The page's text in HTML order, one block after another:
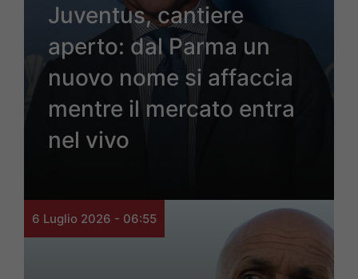
Juventus, cantiere
aperto: dal Parma un
nuovo nome si affaccia
mentre il mercato entra
nel vivo
6 Luglio 2026 - 06:55